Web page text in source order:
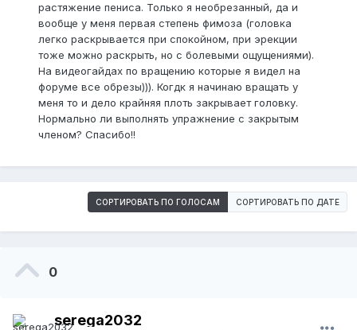
растяжение пениса. Только я необрезанный, да и
вообще у меня первая степень фимоза (головка
легко раскрывается при спокойном, при эрекции
тоже можно раскрыть, но с болевыми ощущениями).
На видеогайдах по вращению которые я видел на
форуме все обрезы))). Когдк я начинаю вращать у
меня то и дело крайняя плоть закрывает головку.
Нормально ли выполнять упражнение с закрытым
членом? Спасибо!!
СОРТИРОВАТЬ ПО ГОЛОСАМ СОРТИРОВАТЬ ПО ДАТЕ
0
serega2032